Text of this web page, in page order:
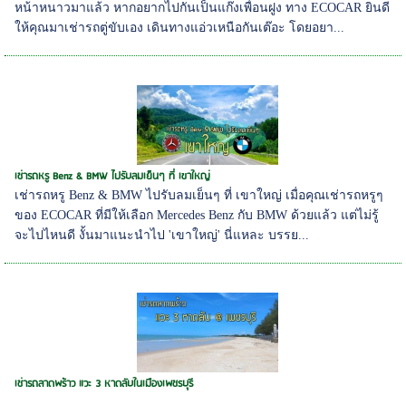
หน้าหนาวมาแล้ว หากอยากไปกันเป็นแก๊งเพื่อนฝูง ทาง ECOCAR ยินดี
ให้คุณมาเช่ารถตู่ขับเอง เดินทางแอ่วเหนือกันเต๊อะ โดยอยา...
เช่ารถหรู Benz & BMW ไปรับลมเย็นๆ ที่ เขาใหญ่
เช่ารถหรู Benz & BMW ไปรับลมเย็นๆ ที่ เขาใหญ่ เมื่อคุณเช่ารถหรูๆ
ของ ECOCAR ที่มีให้เลือก Mercedes Benz กับ BMW ด้วยแล้ว แต่ไม่รู้
จะไปไหนดี งั้นมาแนะนำไป 'เขาใหญ่' นี่แหละ บรรย...
เช่ารถลาดพร้าว แวะ 3 หาดลับในเมืองเพชรบุรี